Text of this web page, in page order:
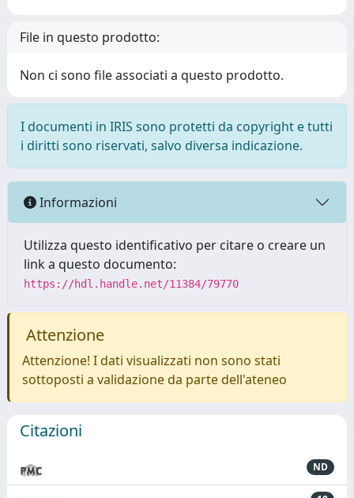
File in questo prodotto:
Non ci sono file associati a questo prodotto.
I documenti in IRIS sono protetti da copyright e tutti
i diritti sono riservati, salvo diversa indicazione.
Informazioni
Utilizza questo identificativo per citare o creare un
link a questo documento:
https://hdl.handle.net/11384/79770
Attenzione
Attenzione! I dati visualizzati non sono stati
sottoposti a validazione da parte dell'ateneo
Citazioni
ND